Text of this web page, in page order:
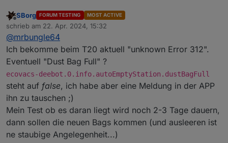
Offline
SBorg FORUM TESTING MOST ACTIVE
schrieb am 22. Apr. 2024, 15:32
zuletzt editiert von
@mrbungle64
Ich bekomme beim T20 aktuell "unknown Error 312".
Eventuell "Dust Bag Full" ?
ecovacs-deebot.0.info.autoEmptyStation.dustBagFull
steht auf false, ich habe aber eine Meldung in der APP
ihn zu tauschen ;)
Mein Test ob es daran liegt wird noch 2-3 Tage dauern,
dann sollen die neuen Bags kommen (und ausleeren ist
ne staubige Angelegenheit...)